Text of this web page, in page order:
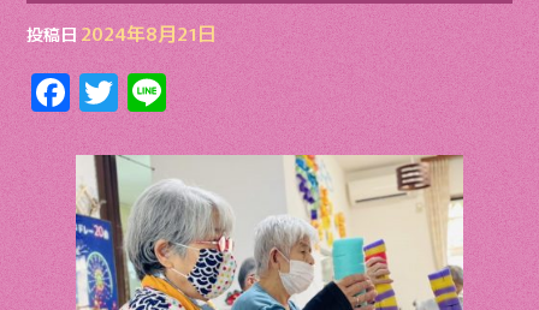
投稿日 2024年8月21日
F
ac
e
b
o
o
T
w
itt
er
Li
n
e